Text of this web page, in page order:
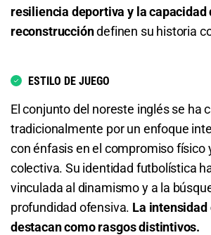
S/ 13,20
Total de Goles - Más de 2.5
S/ 19,60
Total de Goles - Menos de 2.5
1.91 S/ 19,10
resiliencia deportiva y la capacidad
reconstruccióndefinen su historia
ESTILO DE JUEGO
El conjunto del noreste inglés se ha
tradicionalmente por un enfoque
con énfasis en el compromiso físico
colectiva. Su identidad futbolística
vinculada al dinamismo y a la
profundidad ofensiva. La
destacan como rasgos distintivos.